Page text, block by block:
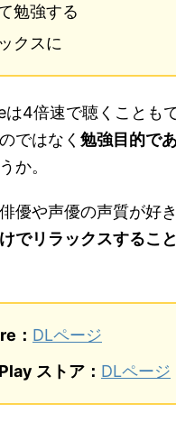
勉強する
クスに
は4倍速で聴くことも
ではなく 勉強目的で
か。
優や声優の声質が好き
でリラックスするこ
： DLページ
ストア： DLページ